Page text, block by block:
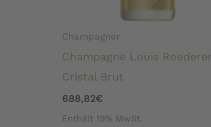
Champagner
Champagne Louis Roederer
Cristal Brut
688,82€
Enthält 19% MwSt.